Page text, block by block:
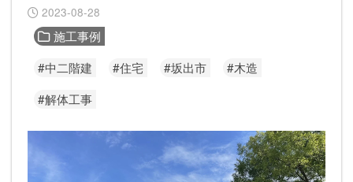
2023-08-28
施工事例
#中二階建
#住宅 #坂出市
#木造
#解体工事